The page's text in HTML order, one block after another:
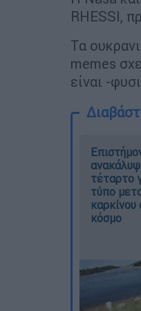
RHESSI,
Τα
memes
είναι -
τέταρτο
τύπο
καρκίνου
κόσμο